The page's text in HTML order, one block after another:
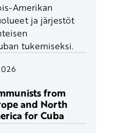
Amerikan
ja järjestöt
tukemiseksi.
from
and North
for Cuba